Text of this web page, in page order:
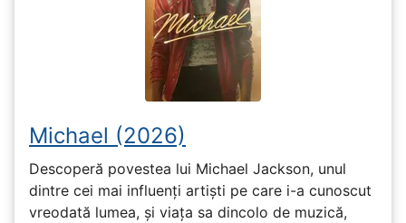
Michael (2026)
Descoperă povestea lui Michael Jackson, unul
dintre cei mai influenți artiști pe care i-a cunoscut
vreodată lumea, și viața sa dincolo de muzică,